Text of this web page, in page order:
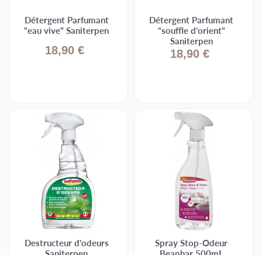
Détergent Parfumant
"eau vive" Saniterpen
18,90 €
Détergent Parfumant
"souffle d'orient"
Saniterpen
18,90 €
Destructeur d'odeurs
Spray Stop-Odeur